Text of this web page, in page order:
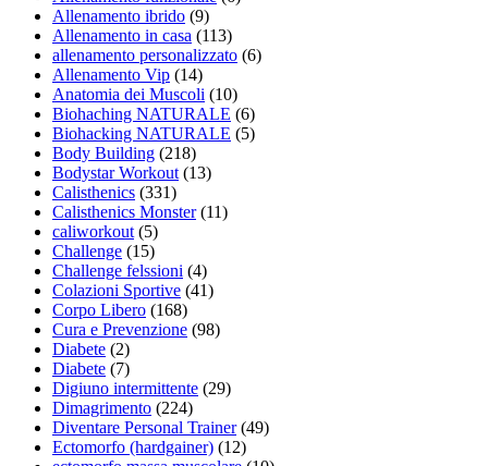
Allenamento ibrido (9)
Allenamento in casa (113)
allenamento personalizzato (6)
Allenamento Vip (14)
Anatomia dei Muscoli (10)
Biohaching NATURALE (6)
Biohacking NATURALE (5)
Body Building (218)
Bodystar Workout (13)
Calisthenics (331)
Calisthenics Monster(11)
caliworkout (5)
Challenge (15)
Challenge felssioni (4)
Colazioni Sportive (41)
Corpo Libero (168)
Cura e Prevenzione (98)
Diabete (2)
Diabete (7)
Digiuno intermittente (29)
Dimagrimento (224)
Diventare Personal Trainer(49)
Ectomorfo (hardgainer) (12)